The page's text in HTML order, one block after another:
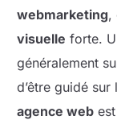
webmarketing,
visuelle forte.
généralement
d’être guidé sur
agence web